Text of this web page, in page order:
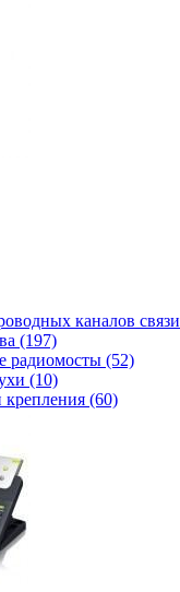
каналов связи
(197)
радиомосты (52)
(10)
(60)